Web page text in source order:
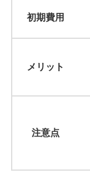
初期費用
メリット
注意点